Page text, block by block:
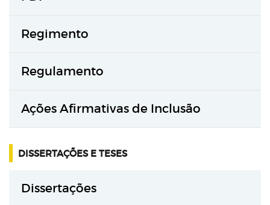
Regimento
Regulamento
Ações Afirmativas de Inclusão
DISSERTAÇÕES E TESES
Dissertações